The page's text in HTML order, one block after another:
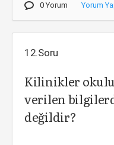
0 Yorum Yorum
12.Soru
Kilinikler okulu
verilen
değildir?